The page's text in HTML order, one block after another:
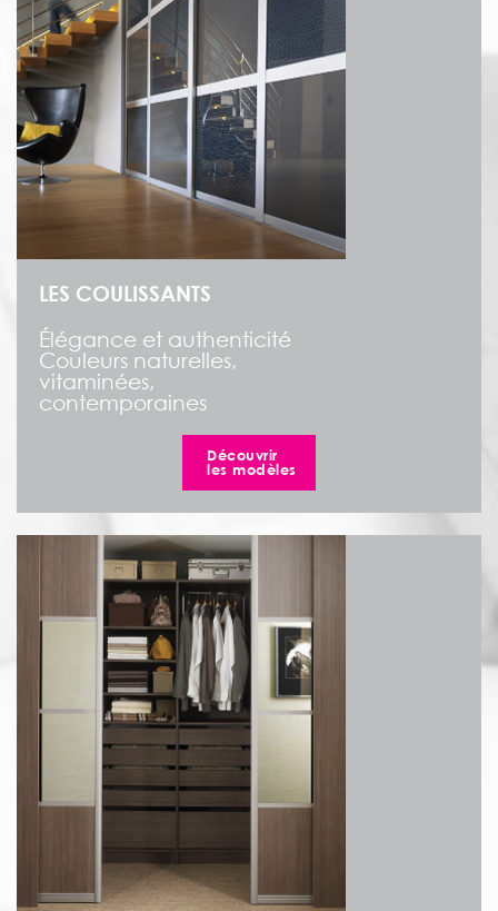
LES COULISSANTS
Élégance et authenticité
Couleurs naturelles,
vitaminées,
contemporaines
Découvrir
les modèles